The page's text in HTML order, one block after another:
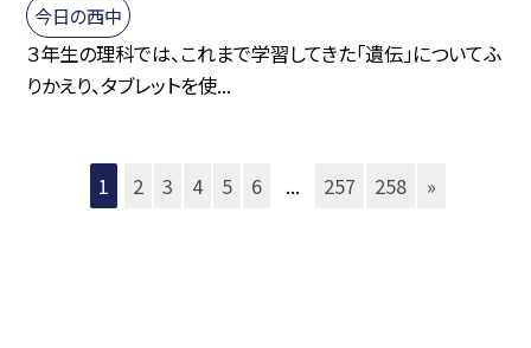
今日の西中
３年生の理科では、これまで学習してきた「遺伝」についてふ
りかえり、タブレットを使...
1 2 3 4 5 6 ... 257 258 »